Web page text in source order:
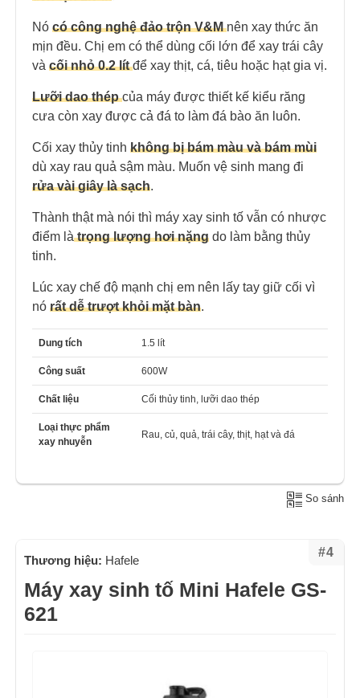
Nó có công nghệ đảo trộn V&M nên xay thức ăn
mịn đều. Chị em có thể dùng cối lớn để xay trái cây
và cối nhỏ 0.2 lít để xay thịt, cá, tiêu hoặc hạt gia vị.
Lưỡi dao thép của máy được thiết kế kiểu răng
cưa còn xay được cả đá to làm đá bào ăn luôn.
Cối xay thủy tinh không bị bám màu và bám mùi
dù xay rau quả sậm màu. Muốn vệ sinh mang đi
rửa vài giây là sạch.
Thành thật mà nói thì máy xay sinh tố vẫn có nhược
điểm làtrọng lượng hơi nặng do làm bằng thủy
tinh.
Lúc xay chế độ mạnh chị em nên lấy tay giữ cối vì
nó rất dễ trượt khỏi mặt bàn.
Dung tích 1.5 lít
Công suất 600W
Chất liệu Cối thủy tinh, lưỡi dao thép
Loại thực phẩm
xay nhuyễn
Rau, củ, quả, trái cây, thịt, hạt và đá
So sánh
#4
Thương hiệu: Hafele
Máy xay sinh tố Mini Hafele GS-
621